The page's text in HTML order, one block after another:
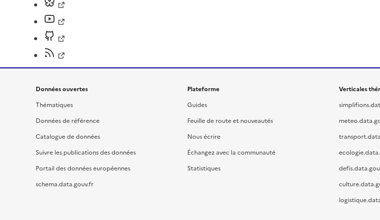
Données ouvertes
Thématiques
Données de référence
Catalogue de données
Suivre les publications des données
Portail des données européennes
schema.data.gouv.fr
Plateforme
Guides
Feuille de route et nouveautés
Nous écrire
Échangez avec la communauté
Statistiques
Verticales